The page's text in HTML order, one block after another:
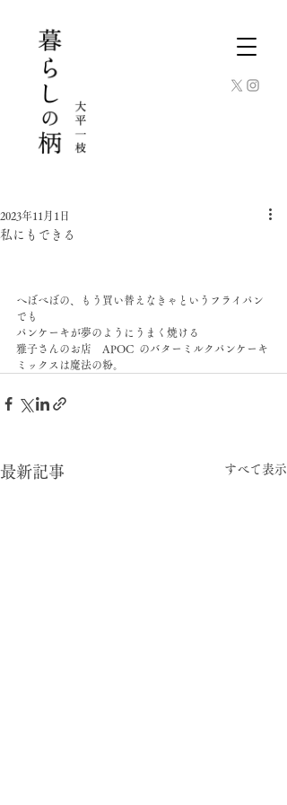
私にもできる
2023年11月1日
へぼべぼの、もう買い替えなきゃというフライパン
でも
パンケーキが夢のようにうまく焼ける
雅子さんのお店　APOC  のバターミルクパンケーキ
ミックスは魔法の粉。
最新記事 すべて表示